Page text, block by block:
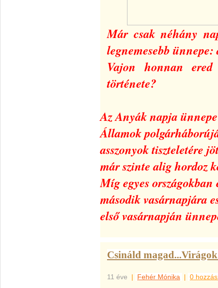
Már csak néhány
legnemesebb
Vajon honnan
története?
Az Anyák napja
Államok
asszonyok tiszteletére
már szinte alig hordoz
Míg egyes
második vasárnapjára
első vasárnapján
Csináld
11 éve | Fehér Mónika | 0